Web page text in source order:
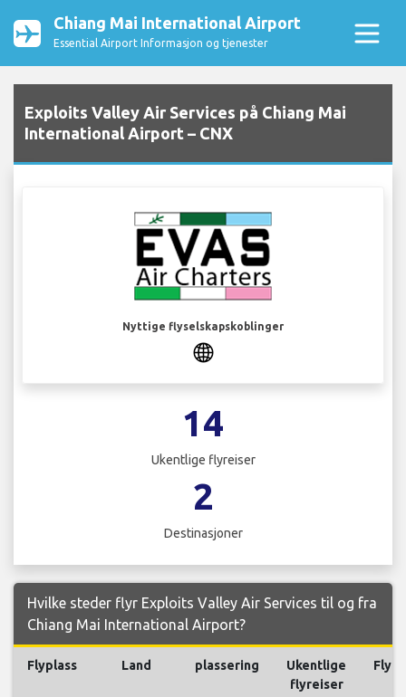
Chiang Mai International Airport
Essential Airport Informasjon og tjenester
Exploits Valley Air Services på Chiang Mai
International Airport – CNX
Nyttige flyselskapskoblinger
14
Ukentlige flyreiser
2
Destinasjoner
Hvilke steder flyr Exploits Valley Air Services til og fra
Chiang Mai International Airport?
Flyplass Land plassering
Ukentlige
flyreiser